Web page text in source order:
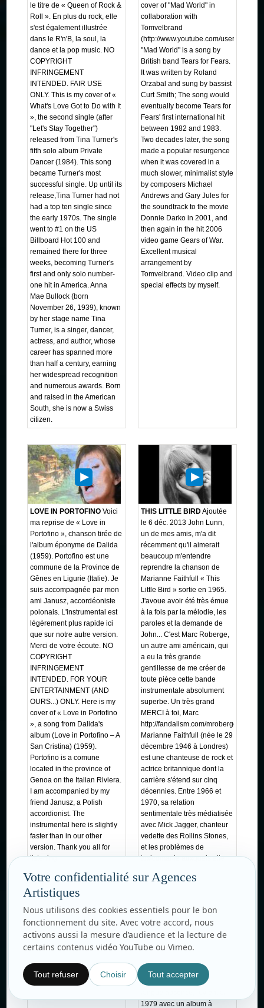
le titre de « Queen of Rock &
Roll ». En plus du rock, elle
s'est également illustrée
dans le R'n'B, la soul, la
dance et la pop music. NO
COPYRIGHT
INFRINGEMENT
INTENDED. FAIR USE
ONLY. This is my cover of «
What's Love Got to Do with It
», the second single (after
"Let's Stay Together")
released from Tina Turner's
fifth solo album Private
Dancer (1984). This song
became Turner's most
successful single. Up until its
release,Tina Turner had not
had a top ten single since
the early 1970s. The single
went to #1 on the US
Billboard Hot 100 and
remained there for three
weeks, becoming Turner's
first and only solo number-
one hit in America. Anna
Mae Bullock (born
November 26, 1939), known
by her stage name Tina
Turner, is a singer, dancer,
actress, and author, whose
career has spanned more
than half a century, earning
her widespread recognition
and numerous awards. Born
and raised in the American
South, she is now a Swiss
citizen.
cover of "Mad World" in
collaboration with
Tomvelbrand
(http://www.youtube.com/user/
"Mad World" is a song by
British band Tears for Fears.
It was written by Roland
Orzabal and sung by bassist
Curt Smith; The song would
eventually become Tears for
Fears' first international hit
between 1982 and 1983.
Two decades later, the song
made a popular resurgence
when it was covered in a
much slower, minimalist style
by composers Michael
Andrews and Gary Jules for
the soundtrack to the movie
Donnie Darko in 2001, and
then again in the hit 2006
video game Gears of War.
Excellent musical
arrangement by
Tomvelbrand. Video clip and
special effects by myself.
LOVE IN PORTOFINO Voici
ma reprise de « Love in
Portofino », chanson tirée de
l'album éponyme de Dalida
(1959). Portofino est une
commune de la Province de
Gênes en Ligurie (Italie). Je
suis accompagnée par mon
ami Janusz, accordéoniste
polonais. L'instrumental est
légèrement plus rapide ici
que sur notre autre version.
Merci de votre écoute. NO
COPYRIGHT
INFRINGEMENT
INTENDED. FOR YOUR
ENTERTAINMENT (AND
OURS...) ONLY. Here is my
cover of « Love in Portofino
», a song from Dalida's
album (Love in Portofino – A
San Cristina) (1959).
Portofino is a comune
located in the province of
Genoa on the Italian Riviera.
I am accompanied by my
friend Janusz, a Polish
accordionist. The
instrumental here is slightly
faster than in our other
version. Thank you all for
listening
THIS LITTLE BIRDAjoutée
le 6 déc. 2013 John Lunn,
un de mes amis, m'a dit
récemment qu'il aimerait
beaucoup m'entendre
reprendre la chanson de
Marianne Faithfull « This
Little Bird » sortie en 1965.
J'avoue avoir été très émue
à la fois par la mélodie, les
paroles et la demande de
John... C'est Marc Roberge,
un autre ami américain, qui
a eu la très grande
gentillesse de me créer de
toute pièce cette bande
instrumentale absolument
superbe. Un très grand
MERCI à toi, Marc
http://fandalism.com/mroberge
Marianne Faithfull (née le 29
décembre 1946 à Londres)
est une chanteuse de rock et
actrice britannique dont la
carrière s'étend sur cinq
décennies. Entre 1966 et
1970, sa relation
sentimentale très médiatisée
avec Mick Jagger, chanteur
vedette des Rollins Stones,
et les problèmes de
toxicomanie auxquels elle
permettent de produire que
années qui suivent voient la
déchéance de Marianne
Faithfull : drogue, tentatives
de suicide, vie dans la rue,
Elle quitte Mick Jagger en
1970, et, au terme d'une
1979 avec un album à
Votre confidentialité sur Agences
Artistiques
Nous utilisons des cookies essentiels pour le bon
fonctionnement du site. Avec votre accord, nous
activons aussi la mesure d’audience et la lecture de
certains contenus vidéo YouTube ou Vimeo.
Tout refuser Choisir Tout accepter